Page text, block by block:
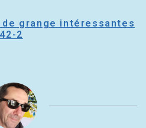
grange intéressantes
2